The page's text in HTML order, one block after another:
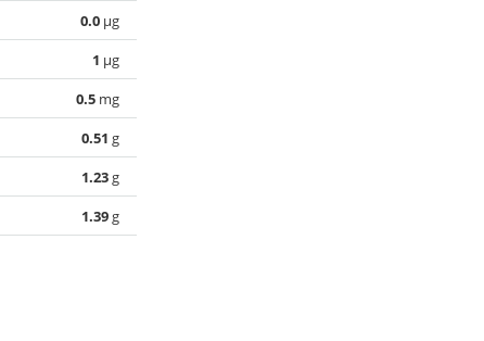
0.0 µg
1 µg
0.5 mg
0.51 g
1.23g
1.39g